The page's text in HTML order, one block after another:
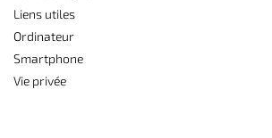
Liens utiles
Ordinateur
Smartphone
Vie privée